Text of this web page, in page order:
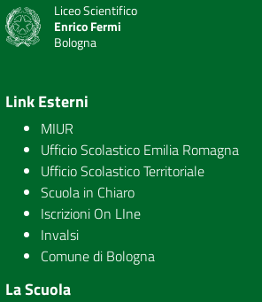
Liceo Scientifico
Enrico Fermi
Bologna
Link Esterni
MIUR
Ufficio Scolastico Emilia Romagna
Ufficio Scolastico Territoriale
Scuola in Chiaro
Iscrizioni On LIne
Invalsi
Comune di Bologna
La Scuola